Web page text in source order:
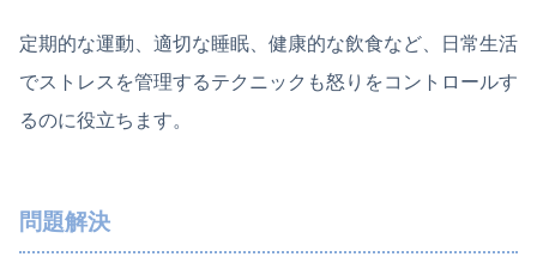
定期的な運動、適切な睡眠、健康的な飲食など、日常生活
でストレスを管理するテクニックも怒りをコントロールす
るのに役立ちます。
問題解決